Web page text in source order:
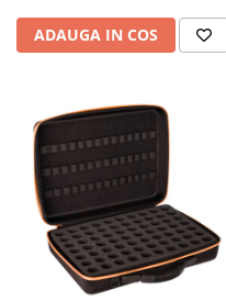
ADAUGA IN COS